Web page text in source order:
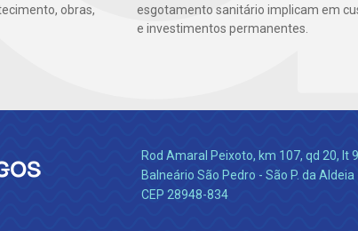
obras,
esgotamento sanitário implicam em
e investimentos permanentes.
Rod Amaral Peixoto, km 107, qd 20, lt 9
Balneário São Pedro - São P. da Aldeia
CEP 28948-834